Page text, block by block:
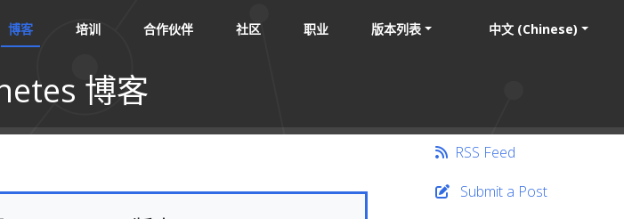
博客 培训 合作伙伴 社区 职业 版本列表 中文 (Chinese)
博客
RSS Feed
Submit a Post